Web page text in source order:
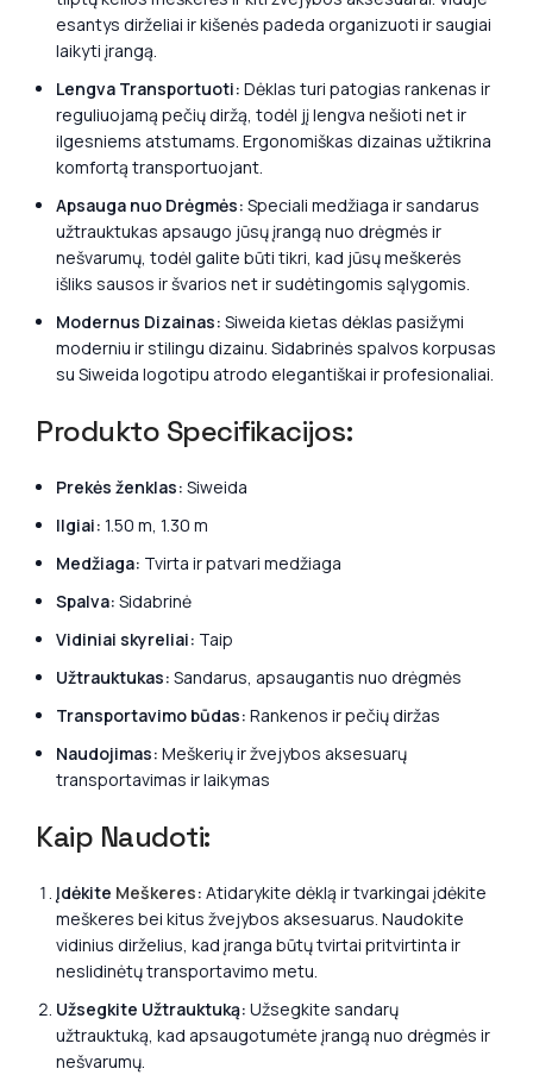
esantys dirželiai ir kišenės padeda organizuoti ir saugiai
laikyti įrangą.
Lengva Transportuoti: Dėklas turi patogias rankenas ir
reguliuojamą pečių diržą, todėl jį lengva nešioti net ir
ilgesniems atstumams. Ergonomiškas dizainas užtikrina
komfortą transportuojant.
Apsauga nuo Drėgmės: Speciali medžiaga ir sandarus
užtrauktukas apsaugo jūsų įrangą nuo drėgmės ir
nešvarumų, todėl galite būti tikri, kad jūsų meškerės
išliks sausos ir švarios net ir sudėtingomis sąlygomis.
Modernus Dizainas: Siweida kietas dėklas pasižymi
moderniu ir stilingu dizainu. Sidabrinės spalvos korpusas
su Siweida logotipu atrodo elegantiškai ir profesionaliai.
Produkto Specifikacijos:
Prekės ženklas: Siweida
Ilgiai: 1.50 m, 1.30 m
Medžiaga: Tvirta ir patvari medžiaga
Spalva: Sidabrinė
Vidiniai skyreliai: Taip
Užtrauktukas: Sandarus, apsaugantis nuo drėgmės
Transportavimo būdas: Rankenos ir pečių diržas
Naudojimas: Meškerių ir žvejybos aksesuarų
transportavimas ir laikymas
Kaip Naudoti:
Įdėkite Meškeres: Atidarykite dėklą ir tvarkingai įdėkite
meškeres bei kitus žvejybos aksesuarus. Naudokite
vidinius dirželius, kad įranga būtų tvirtai pritvirtinta ir
neslidinėtų transportavimo metu.
Užsegkite Užtrauktuką: Užsegkite sandarų
užtrauktuką, kad apsaugotumėte įrangą nuo drėgmės ir
nešvarumų.